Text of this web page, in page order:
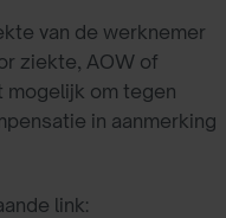
van de werknemer
ziekte, AOW of
mogelijk om tegen
in aanmerking
link: